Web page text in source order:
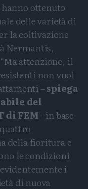
hanno ottenuto
delle varietà di
la coltivazione
Nermantis,
attenzione, il
non vuol
–spiega
del
di FEM - in base
della fioritura e
le condizioni
i
di nuova